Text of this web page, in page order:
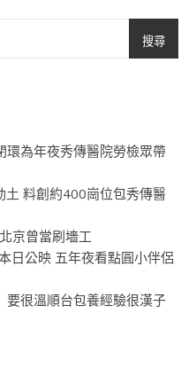
搜尋
環為年夜秀傳醫院勞檢眾帶
料創約400崗位包秀傳醫
京曾當刷墻工
日公映 五年夜看點圓小伴侶
要很溫順台包養經驗很漢子